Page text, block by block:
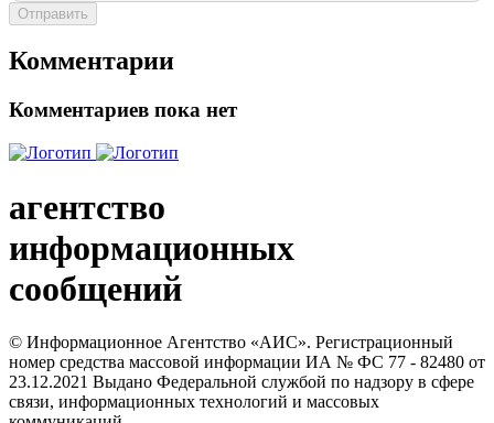
Отправить
Комментарии
Комментариев пока нет
агентство
информационных
сообщений
© Информационное Агентство «АИС». Регистрационный
номер средства массовой информации ИА № ФС 77 - 82480 от
23.12.2021 Выдано Федеральной службой по надзору в сфере
связи, информационных технологий и массовых